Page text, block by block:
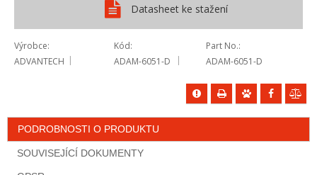
Datasheet ke stažení
Výrobce
ADVANTECH
Kód
ADAM-6051-D
Part No.
ADAM-6051-D
PODROBNOSTI O PRODUKTU
SOUVISEJÍCÍ DOKUMENTY